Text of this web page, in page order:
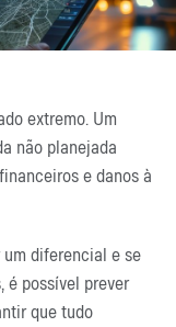
extremo. Um
não planejada
e danos à
um diferencial e se
é possível prever
que tudo